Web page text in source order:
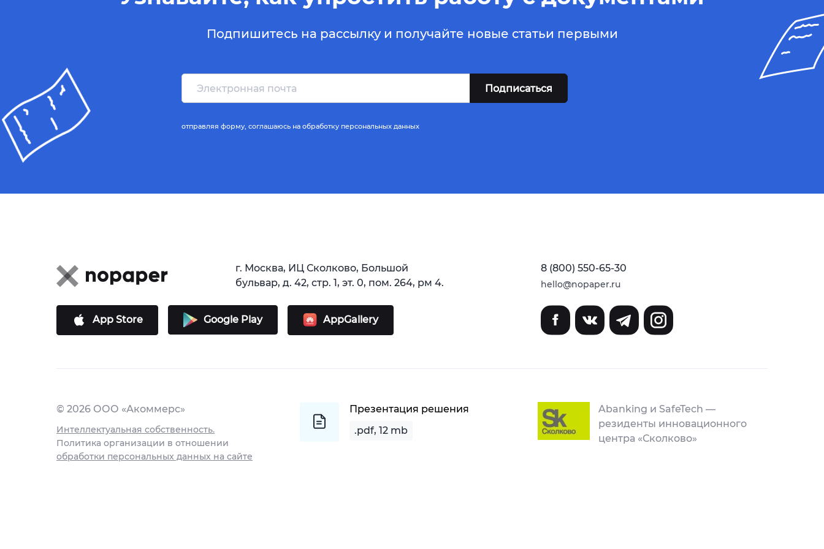
Подпишитесь на рассылку и получайте новые статьи первыми
отправляя форму, соглашаюсь на обработку персональных данных
г. Москва, ИЦ Сколково, Большой
бульвар, д. 42, стр. 1, эт. 0, пом. 264, рм 4.
App Store Google Play AppGallery
8 (800) 550-65-30
hello@nopaper.ru
© 2026 ООО «Акоммерс»
Интеллектуальная собственность.
Политика организации в отношении
обработки персональных данных на сайте
Презентация решения
.pdf, 12 mb
Abanking и SafeTech —
резиденты инновационного
центра «Сколково»